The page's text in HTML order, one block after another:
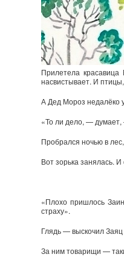
Прилетела
насвистывает. И
А Дед Мороз
«То ли дело, — думает,
Пробрался ночью в
Вот зорька занялась.
«Плохо пришлось
страху».
Глядь — выскочил
За ним товарищи —